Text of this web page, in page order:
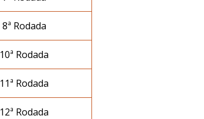
8ª Rodada
10ª Rodada
11ª Rodada
12ª Rodada